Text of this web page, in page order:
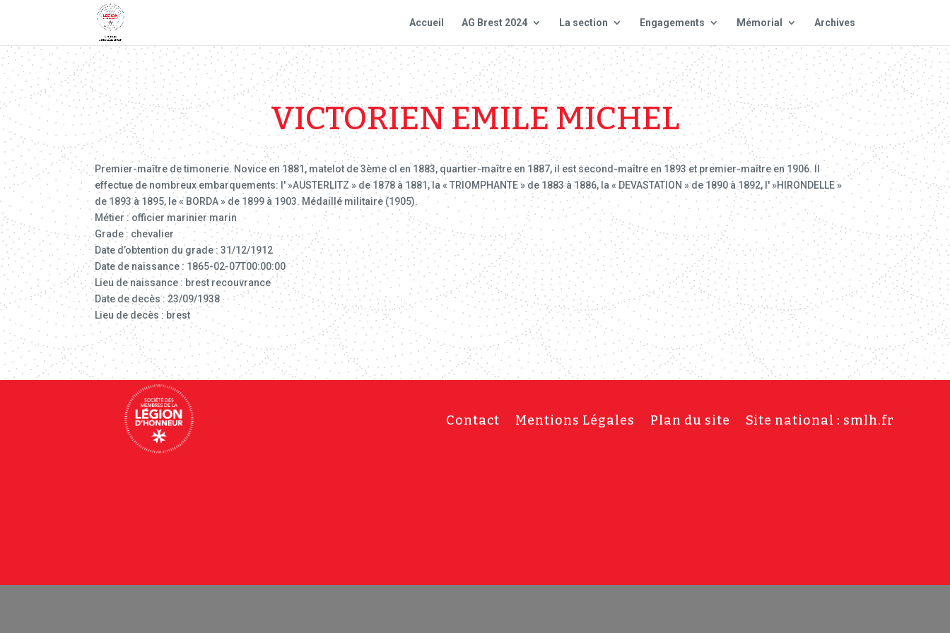
Accueil AG Brest 2024 La section Engagements Mémorial Archives
VICTORIEN EMILE MICHEL
Premier-maître de timonerie. Novice en 1881, matelot de 3ème cl en 1883, quartier-maître en 1887, il est second-maître en 1893 et premier-maître en 1906. Il
effectue de nombreux embarquements: l' »AUSTERLITZ » de 1878 à 1881, la « TRIOMPHANTE » de 1883 à 1886, la « DEVASTATION » de 1890 à 1892, l' »HIRONDELLE »
de 1893 à 1895, le « BORDA » de 1899 à 1903. Médaillé militaire (1905).
Métier : officier marinier marin
Grade : chevalier
Date d’obtention du grade : 31/12/1912
Date de naissance : 1865-02-07T00:00:00
Lieu de naissance : brest recouvrance
Date de decès : 23/09/1938
Lieu de decès : brest
Contact Mentions Légales Plan du site Site national : smlh.fr